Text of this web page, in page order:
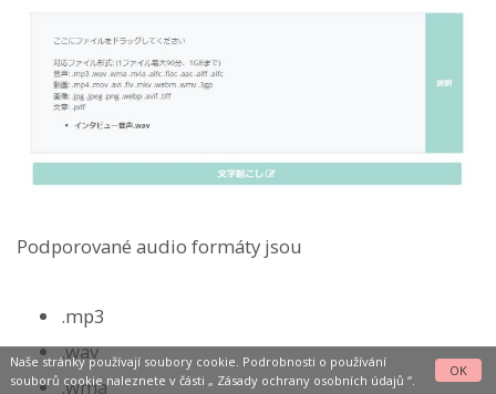
Podporované audio formáty jsou
.mp3
.wav
.wma
Naše stránky používají soubory cookie. Podrobnosti o používání
souborů cookie naleznete v části „ Zásady ochrany osobních údajů “.
OK